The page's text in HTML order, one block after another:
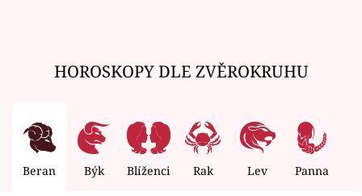
HOROSKOPY DLE ZVĚROKRUHU
Beran Býk Blíženci Rak Lev Panna